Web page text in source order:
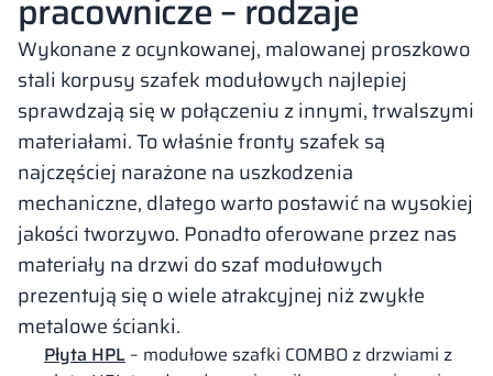
pracownicze – rodzaje
Wykonane z ocynkowanej, malowanej proszkowo
stali korpusy szafek modułowych najlepiej
sprawdzają się w połączeniu z innymi, trwalszymi
materiałami. To właśnie fronty szafek są
najczęściej narażone na uszkodzenia
mechaniczne, dlatego warto postawić na wysokiej
jakości tworzywo. Ponadto oferowane przez nas
materiały na drzwi do szaf modułowych
prezentują się o wiele atrakcyjnej niż zwykłe
metalowe ścianki.
Płyta HPL – modułowe szafki COMBOz drzwiami z